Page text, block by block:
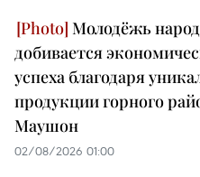
Молодёжь
добивается
успеха благодаря
продукции горного
Маушон
02/08/2026 01:00